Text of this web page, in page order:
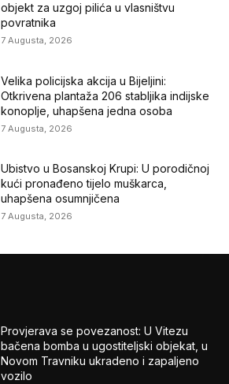
objekt za uzgoj pilića u vlasništvu
povratnika
7 Augusta, 2026
Velika policijska akcija u Bijeljini:
Otkrivena plantaža 206 stabljika indijske
konoplje, uhapšena jedna osoba
7 Augusta, 2026
Ubistvo u Bosanskoj Krupi: U porodičnoj
kući pronađeno tijelo muškarca,
uhapšena osumnjičena
7 Augusta, 2026
Provjerava se povezanost: U Vitezu
bačena bomba u ugostiteljski objekat, u
Novom Travniku ukradeno i zapaljeno
vozilo